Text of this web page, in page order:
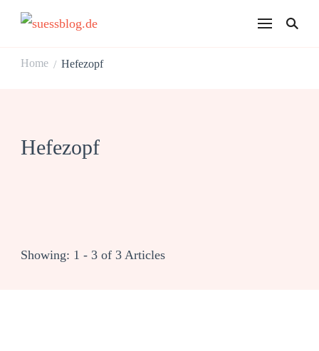
Home / Hefezopf
Hefezopf
Showing: 1 - 3 of 3 Articles